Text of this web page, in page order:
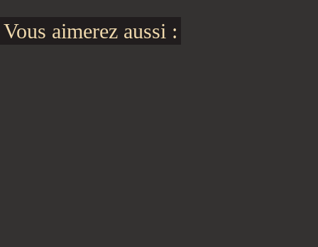
Vous aimerez aussi :